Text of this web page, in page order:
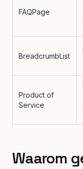
FAQPage
BreadcrumbList
Product of
Service
Waarom